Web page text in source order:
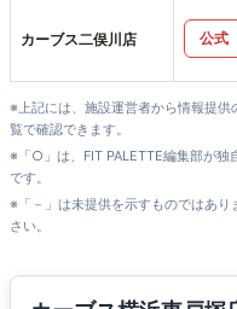
カーブス二俣川店 公式
※上記には、施設運営者から情報提
覧で確認できます。
※「○」は、FIT PALETTE編集部が独
です。
※「－」は未提供を示すものではあ
さい。